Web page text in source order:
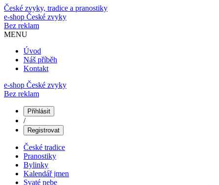
České zvyky, tradice a pranostiky
e-shop České zvyky
Bez reklam
MENU
Úvod
Náš příběh
Kontakt
e-shop České zvyky
Bez reklam
Přihlásit
/
Registrovat
České tradice
Pranostiky
Bylinky
Kalendář jmen
Svaté nebe